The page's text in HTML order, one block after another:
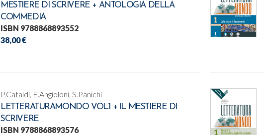
MESTIERE DI SCRIVERE + ANTOLOGIA DELLA
COMMEDIA
ISBN 9788868893552
38,00 €
P.Cataldi, E.Angioloni, S.Panichi
LETTERATURAMONDO VOL.1 + IL MESTIERE DI
SCRIVERE
ISBN 9788868893576